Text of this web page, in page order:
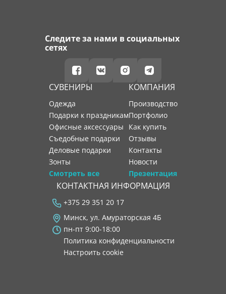
Следите за нами в социальных
сетях
СУВЕНИРЫ
Одежда
Подарки к праздникам
Офисные аксессуары
Съедобные подарки
Деловые подарки
Зонты
Смотреть все
КОМПАНИЯ
производство
портфолио
как купить
отзывы
контакты
новости
Презентация
КОНТАКТНАЯ ИНФОРМАЦИЯ
+375 29 351 20 17
Минск, ул. Амураторская 4Б
пн-пт 9:00-18:00
Политика конфиденциальности
Настроить cookie